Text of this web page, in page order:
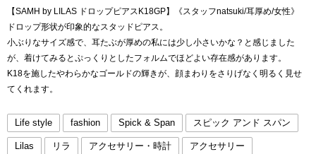
【SAMH by LILAS ドロップピアスK18GP】《スタッフnatsuki/耳厚め/女性》
ドロップ形状が印象的なスタッドピアス。
小ぶりなサイズ感で、耳たぶが厚めの私には少し小さいかな？と感じました
が、着けてみるとぷっくりとしたフォルムでほどよい存在感があります。
K18を施したやわらかなゴールドの輝きが、顔まわりをさりげなく明るく見せ
てくれます。
Life style fashion Spick & Span スピック アンド スパン
Lilas リラ アクセサリー・時計 アクセサリー